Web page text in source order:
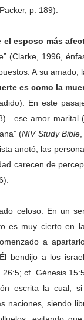
p. 189).
el esposo más
(Clarke, 1996,
A su
es como la
En este
amor
(NIV Study Bible,
anotó, las
carecen de
celoso. En un
es muy cierto en
a
bendijo a los
cf. Génesis
escrita la cual,
naciones, siendo